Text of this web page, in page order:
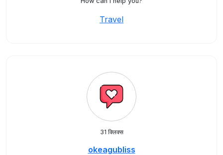
Travel
31 क्लिक्स
okeagubliss